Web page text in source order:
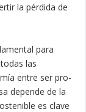
la pérdida de
para
las
entre ser pro-
depende de la
es clave